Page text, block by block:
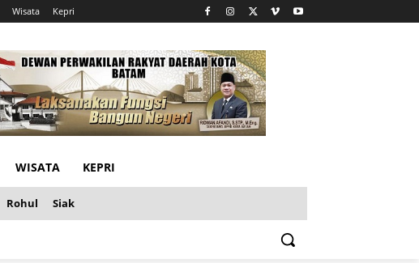
Wisata Kepri
WISATA KEPRI
Rohul Siak